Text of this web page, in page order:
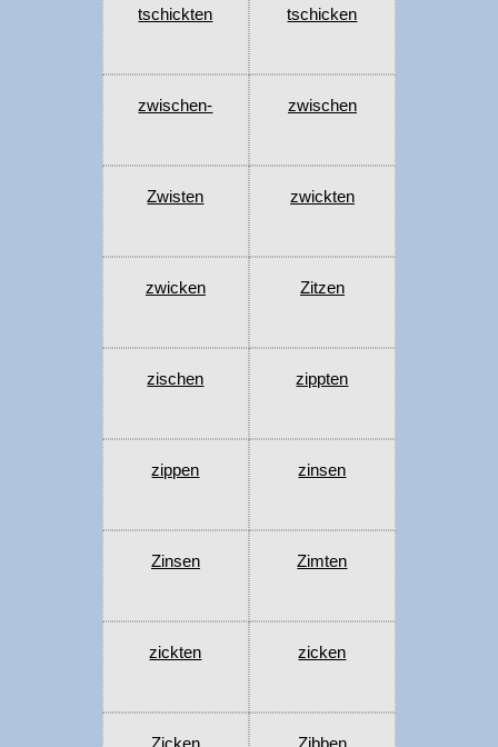
tschickten tschicken
zwischen- zwischen
Zwisten zwickten
zwicken Zitzen
zischen zippten
zippen zinsen
Zinsen Zimten
zickten zicken